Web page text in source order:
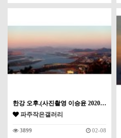
한강 오후.(사진촬영 이승윤 2020…
파주작은갤러리
3899 02-08